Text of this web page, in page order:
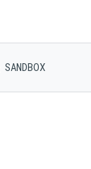
SANDBOX